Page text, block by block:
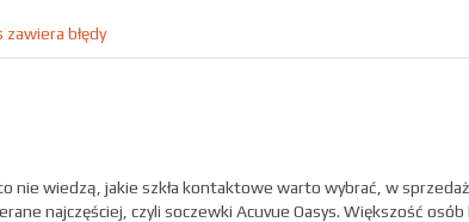
zawiera błędy
nie wiedzą, jakie szkła kontaktowe warto wybrać, w
najczęściej, czyli soczewki Acuvue Oasys. Większość